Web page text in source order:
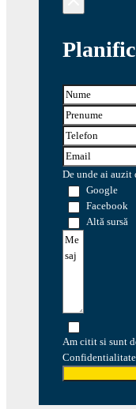
De unde ai auzit
Google
Facebook
Altă sursă
Am citit si sunt
Confidentialitate